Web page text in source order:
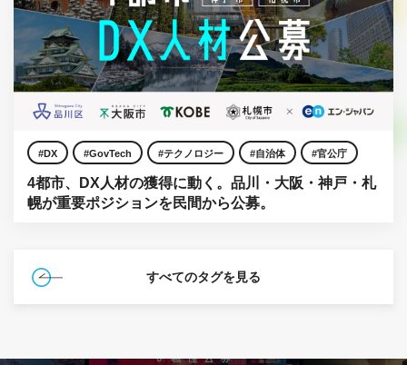
DX GovTech テクノロジー 自治体 官公庁
4都市、DX人材の獲得に動く。品川・大阪・神戸・札
幌が重要ポジションを民間から公募。
すべてのタグを見る